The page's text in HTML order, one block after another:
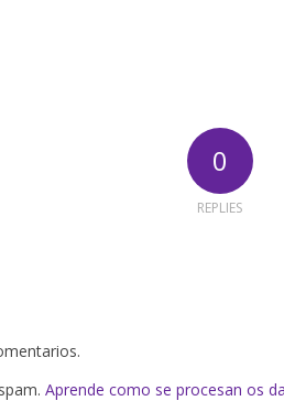
0
REPLIES
Aprende como se procesan os